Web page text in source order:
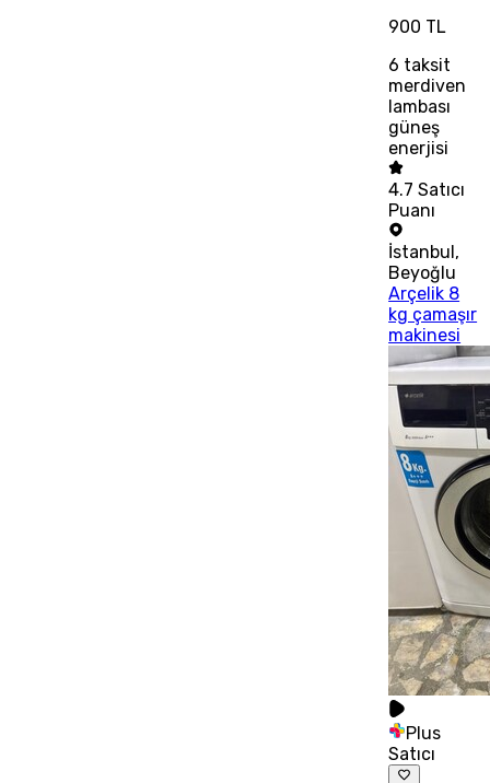
900 TL
6 taksit
merdiven
lambası
güneş
enerjisi
4.7 Satıcı
Puanı
İstanbul,
Beyoğlu
Arçelik 8
kg çamaşır
makinesi
Plus
Satıcı